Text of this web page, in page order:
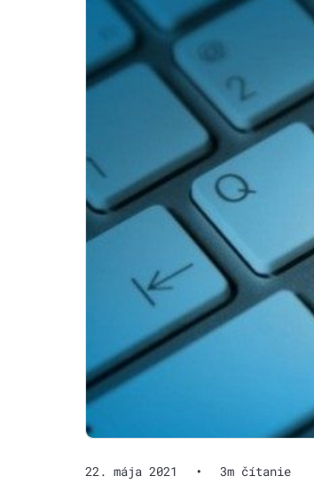
22. mája 2021 • 3m čítanie